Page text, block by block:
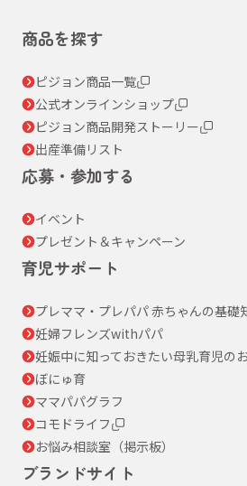
商品を探す
ピジョン商品一覧
公式オンラインショップ
ピジョン商品開発ストーリー
出産準備リスト
応募・参加する
イベント
プレゼント＆キャンペーン
育児サポート
プレママ・プレパパ 赤ちゃんの基礎
妊婦フレンズwithパパ
妊娠中に知っておきたい母乳育児の
ぼにゅ育
ママパパグラフ
コモドライフ
お悩み相談室（掲示板）
ブランドサイト